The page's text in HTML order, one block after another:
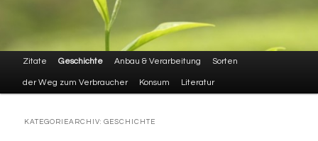
Hauptmenü
Zitate Geschichte Anbau & Verarbeitung Sorten
der Weg zum Verbraucher Konsum Literatur
KATEGORIEARCHIV:GESCHICHTE